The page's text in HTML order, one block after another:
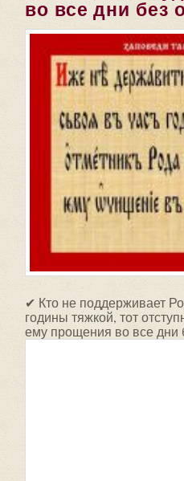
во все дни без
✔ Кто не поддерживает
годины тяжкой, тот
ему прощения во все дни